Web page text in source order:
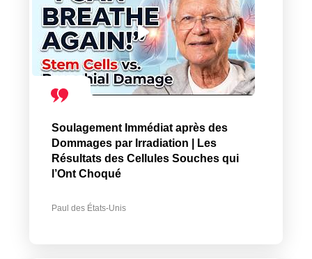
Soulagement Immédiat après des
Dommages par Irradiation | Les
Résultats des Cellules Souches qui
l’Ont Choqué
Paul des États-Unis